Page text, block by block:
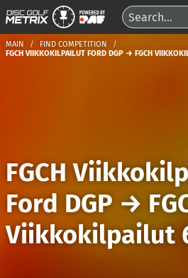
MAIN
FIND COMPETITION
FGCH VIIKKOKILPAILUT FORD DGP → FGCH
FGCH
Ford DGP →
Viikkokilpailut